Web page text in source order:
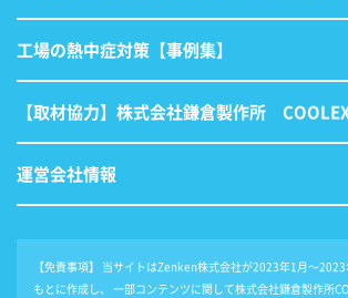
工場の熱中症対策【事例集】
【取材協力】株式会社鎌倉製作所
運営会社情報
【免責事項】 当サイトはZenken株式会社が2023年1月～
もとに作成し、 一部コンテンツに関して株式会社鎌倉製作所